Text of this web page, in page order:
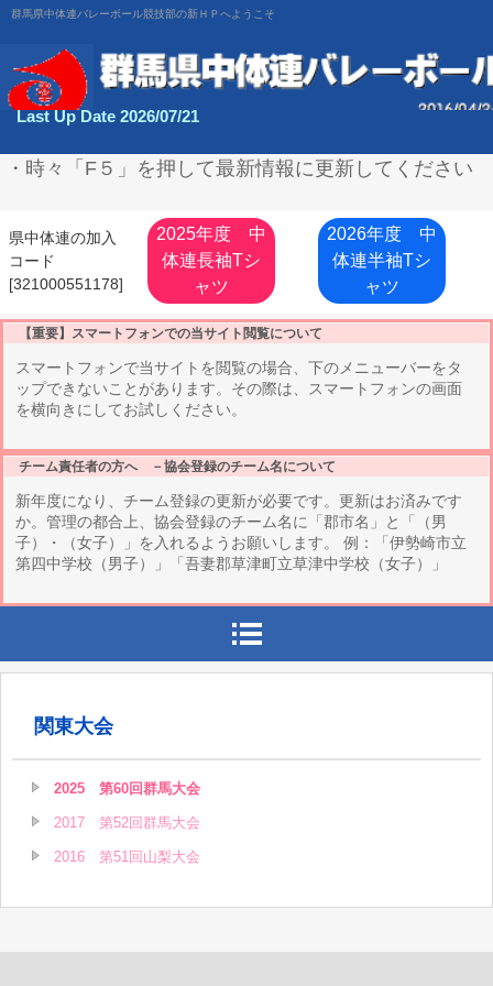
群馬県中体連バレーボール競技部の新ＨＰへようこそ
Last Up Date 2026/07/21
・時々「F５」を押して最新情報に更新してください
県中体連の加入
コード
[321000551178]
2025年度 中
体連長袖Tシ
ャツ
2026年度 中
体連半袖Tシ
ャツ
【重要】スマートフォンでの当サイト閲覧について
スマートフォンで当サイトを閲覧の場合、下のメニューバーをタ
ップできないことがあります。その際は、スマートフォンの画面
を横向きにしてお試しください。
チーム責任者の方へ －協会登録のチーム名について
新年度になり、チーム登録の更新が必要です。更新はお済みです
か。管理の都合上、協会登録のチーム名に「郡市名」と「（男
子）・（女子）」を入れるようお願いします。 例：「伊勢崎市立
第四中学校（男子）」「吾妻郡草津町立草津中学校（女子）」
関東大会
2025 第60回群馬大会
2017 第52回群馬大会
2016 第51回山梨大会